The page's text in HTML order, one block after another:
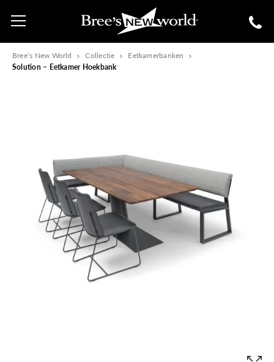
Bree’s New World Collectie
Eetkamerbanken
Solution – Eetkamer Hoekbank